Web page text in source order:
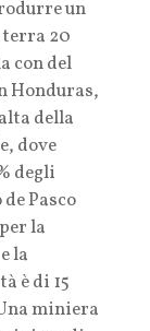
un
terra 20
con del
Honduras,
della
dove
degli
Pasco
la
la
è di 15
miniera